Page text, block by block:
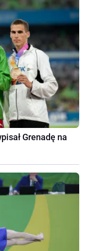
Grenadę na